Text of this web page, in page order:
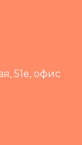
51е, офис